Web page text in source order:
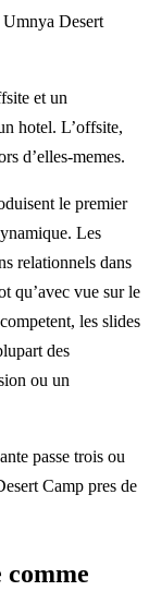
Desert
et un
hotel. L’offsite,
d’elles-memes.
le premier
Les
relationnels dans
qu’avec vue sur le
les slides
des
ou un
passe trois ou
Camp pres de